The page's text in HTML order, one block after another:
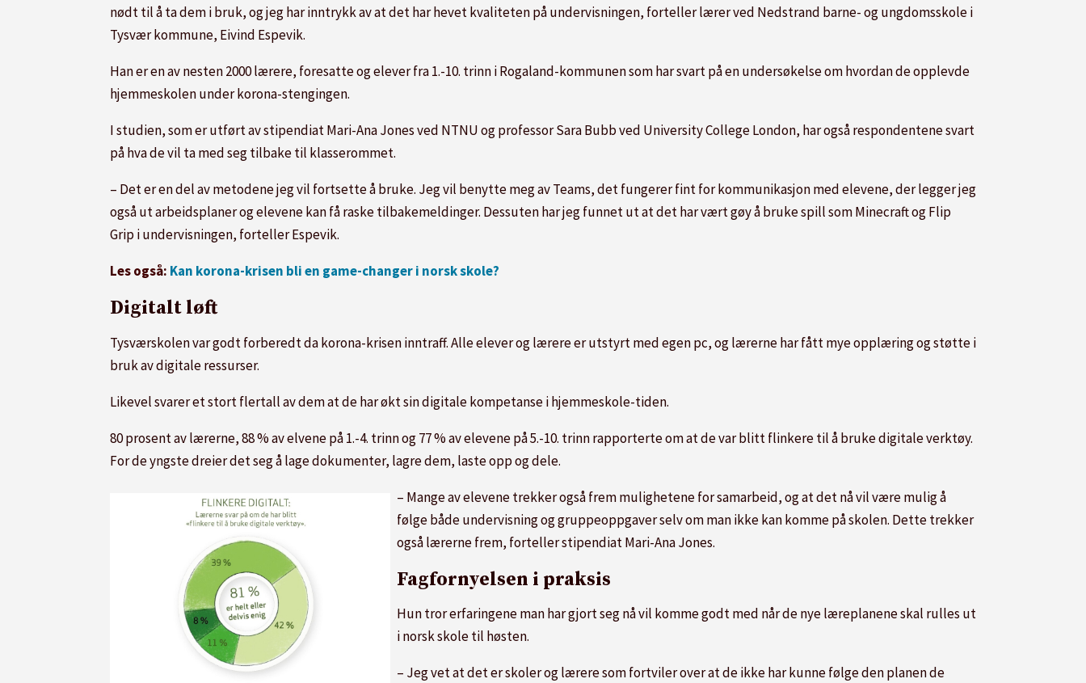
nødt til å ta dem i bruk, og jeg har inntrykk av at det har hevet kvaliteten på undervisningen, forteller lærer ved Nedstrand barne- og ungdomsskole i
Tysvær kommune, Eivind Espevik.
Han er en av nesten 2000 lærere, foresatte og elever fra 1.-10. trinn i Rogaland-kommunen som har svart på en undersøkelse om hvordan de opplevde
hjemmeskolen under korona-stengingen.
I studien, som er utført av stipendiat Mari-Ana Jones ved NTNU og professor Sara Bubb ved University College London, har også respondentene svart
på hva de vil ta med seg tilbake til klasserommet.
– Det er en del av metodene jeg vil fortsette å bruke. Jeg vil benytte meg av Teams, det fungerer fint for kommunikasjon med elevene, der legger jeg
også ut arbeidsplaner og elevene kan få raske tilbakemeldinger. Dessuten har jeg funnet ut at det har vært gøy å bruke spill som Minecraft og Flip
Grip i undervisningen, forteller Espevik.
Les også: Kan korona-krisen bli en game-changer i norsk skole?
Digitalt løft
Tysværskolen var godt forberedt da korona-krisen inntraff. Alle elever og lærere er utstyrt med egen pc, og lærerne har fått mye opplæring og støtte i
bruk av digitale ressurser.
Likevel svarer et stort flertall av dem at de har økt sin digitale kompetanse i hjemmeskole-tiden.
80 prosent av lærerne, 88 % av elvene på 1.-4. trinn og 77 % av elevene på 5.-10. trinn rapporterte om at de var blitt flinkere til å bruke digitale verktøy.
For de yngste dreier det seg å lage dokumenter, lagre dem, laste opp og dele.
– Mange av elevene trekker også frem mulighetene for samarbeid, og at det nå vil være mulig å
følge både undervisning og gruppeoppgaver selv om man ikke kan komme på skolen. Dette trekker
også lærerne frem, forteller stipendiat Mari-Ana Jones.
Fagfornyelsen i praksis
Hun tror erfaringene man har gjort seg nå vil komme godt med når de nye læreplanene skal rulles ut
i norsk skole til høsten.
– Jeg vet at det er skoler og lærere som fortviler over at de ikke har kunne følge den planen de